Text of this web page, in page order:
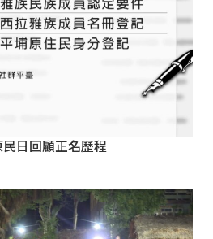
日回顧正名歷程